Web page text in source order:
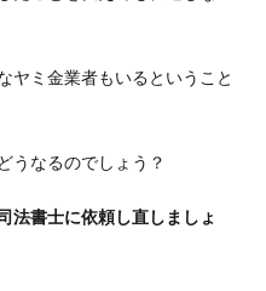
ヤミ金業者もいるということ
うなるのでしょう？
法書士に依頼し直しましょ